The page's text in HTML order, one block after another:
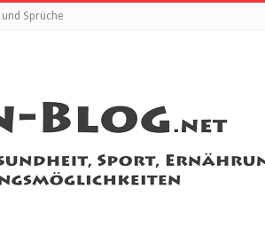
Sprüche